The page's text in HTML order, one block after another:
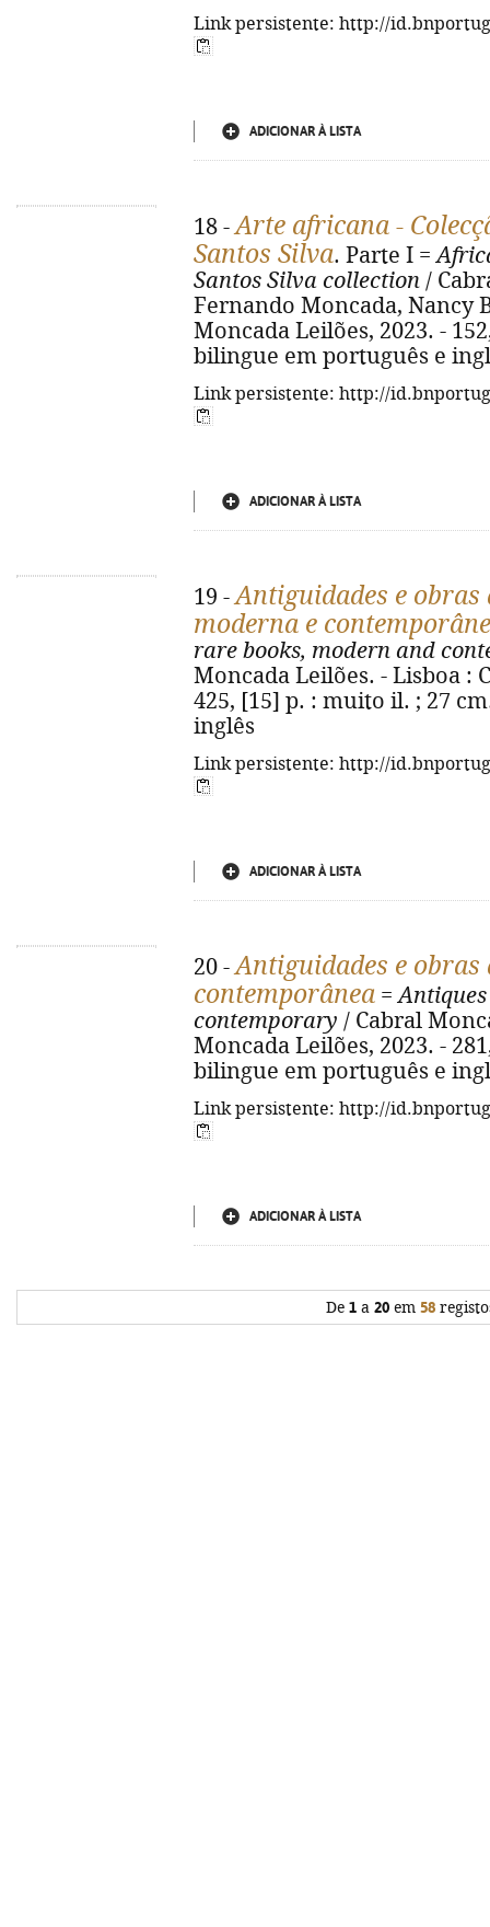
Link persistente: http://
ADICIONAR À LISTA
18 -Arte africana -
Santos Silva. Parte I =
Santos Silva collection /
Fernando Moncada, Nancy
Moncada Leilões, 2023. -
bilingue em português e
Link persistente: http://
ADICIONAR À LISTA
19 -Antiguidades e
moderna e
rare books, modern and
Moncada Leilões. - Lisboa :
425, [15] p. : muito il. ; 27
inglês
Link persistente: http://
ADICIONAR À LISTA
20 -Antiguidades e obras
contemporânea =
contemporary / Cabral
Moncada Leilões, 2023. -
bilingue em português e
Link persistente: http://
ADICIONAR À LISTA
De 1a 20em 58